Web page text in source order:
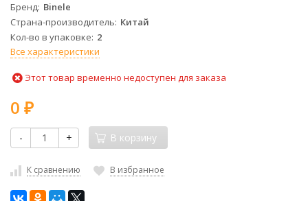
Бренд Binele
Страна-производитель Китай
Кол-во в упаковке 2
Все характеристики
Этот товар временно недоступен для заказа
0 ₽
- + В корзину
К сравнению В избранное